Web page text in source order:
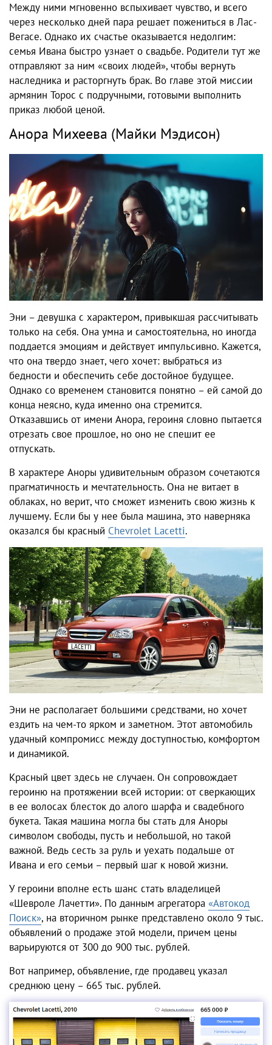
Между ними мгновенно вспыхивает чувство, и всего
через несколько дней пара решает пожениться в Лас-
Вегасе. Однако их счастье оказывается недолгим:
семья Ивана быстро узнает о свадьбе. Родители тут же
отправляют за ним «своих людей», чтобы вернуть
наследника и расторгнуть брак. Во главе этой миссии
армянин Торос с подручными, готовыми выполнить
приказ любой ценой.
Анора Михеева (Майки Мэдисон)
Эни – девушка с характером, привыкшая рассчитывать
только на себя. Она умна и самостоятельна, но иногда
поддается эмоциям и действует импульсивно. Кажется,
что она твердо знает, чего хочет: выбраться из
бедности и обеспечить себе достойное будущее.
Однако со временем становится понятно – ей самой до
конца неясно, куда именно она стремится.
Отказавшись от имени Анора, героиня словно пытается
отрезать свое прошлое, но оно не спешит ее
отпускать.
В характере Аноры удивительным образом сочетаются
прагматичность и мечтательность. Она не витает в
облаках, но верит, что сможет изменить свою жизнь к
лучшему. Если бы у нее была машина, это наверняка
оказался бы красный Chevrolet Lacetti.
Эни не располагает большими средствами, но хочет
ездить на чем-то ярком и заметном. Этот автомобиль
удачный компромисс между доступностью, комфортом
и динамикой.
Красный цвет здесь не случаен. Он сопровождает
героиню на протяжении всей истории: от сверкающих
в ее волосах блесток до алого шарфа и свадебного
букета. Такая машина могла бы стать для Аноры
символом свободы, пусть и небольшой, но такой
важной. Ведь сесть за руль и уехать подальше от
Ивана и его семьи – первый шаг к новой жизни.
У героини вполне есть шанс стать владелицей
«Шевроле Лачетти». По данным агрегатора «Автокод
Поиск», на вторичном рынке представлено около 9 тыс.
объявлений о продаже этой модели, причем цены
варьируются от 300 до 900 тыс. рублей.
Вот например, объявление, где продавец указал
среднюю цену – 665 тыс. рублей.